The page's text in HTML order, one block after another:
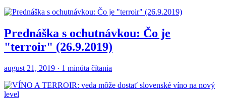
Prednáška s ochutnávkou: Čo je
"terroir" (26.9.2019)
august 21, 2019 · 1 minúta čítania